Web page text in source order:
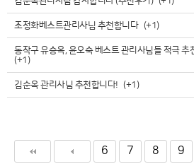
조정화베스트관리사님 추천합니다 (+1)
동작구 유승옥, 윤오숙 베스트 관리사님들 적극
(+1)
김순옥 관리사님 추천합니다! (+1)
6 7 8 9